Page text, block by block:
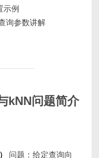
示例
询参数讲解
kNN问题简介
问题：给定查询向